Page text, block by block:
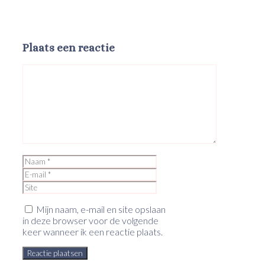
Plaats een reactie
Naam
mail
Mijn naam, e-mail en site opslaan
in deze browser voor de volgende
keer wanneer ik een reactie plaats.